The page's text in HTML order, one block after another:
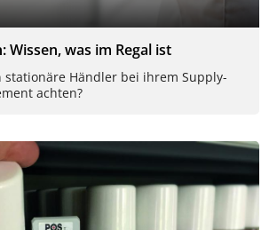
Wissen, was im Regal ist
stationäre Händler bei ihrem Supply-
achten?